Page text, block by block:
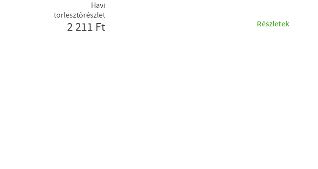
Havi
törlesztőrészlet
2 211 Ft Részletek